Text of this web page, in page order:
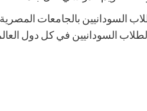
السودانيين بالجامعات
السودانيين في كل دول